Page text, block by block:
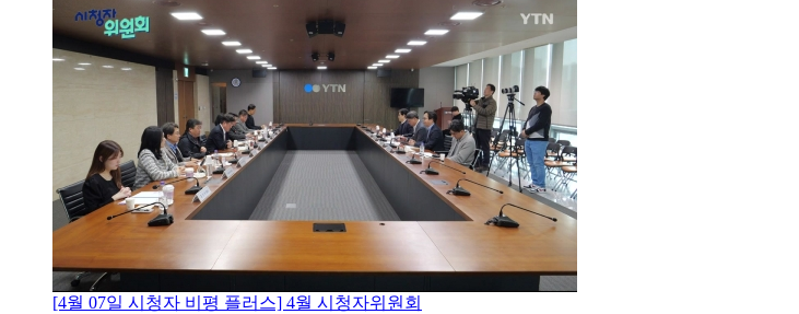
[4월 07일 시청자 비평 플러스] 4월 시청자위원회